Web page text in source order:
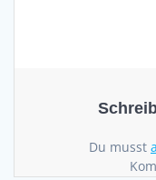
Du musst